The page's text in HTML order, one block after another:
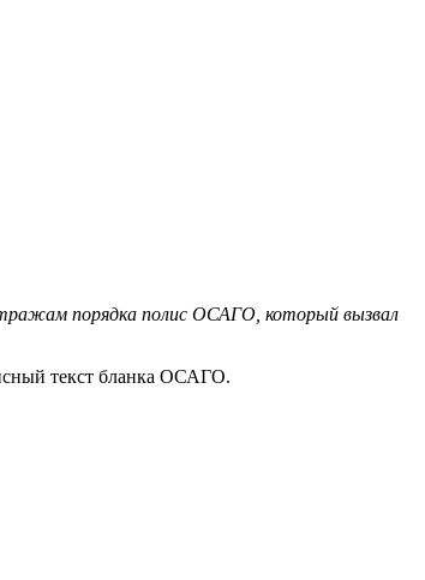
порядка полис ОСАГО, который вызвал
текст бланка ОСАГО.